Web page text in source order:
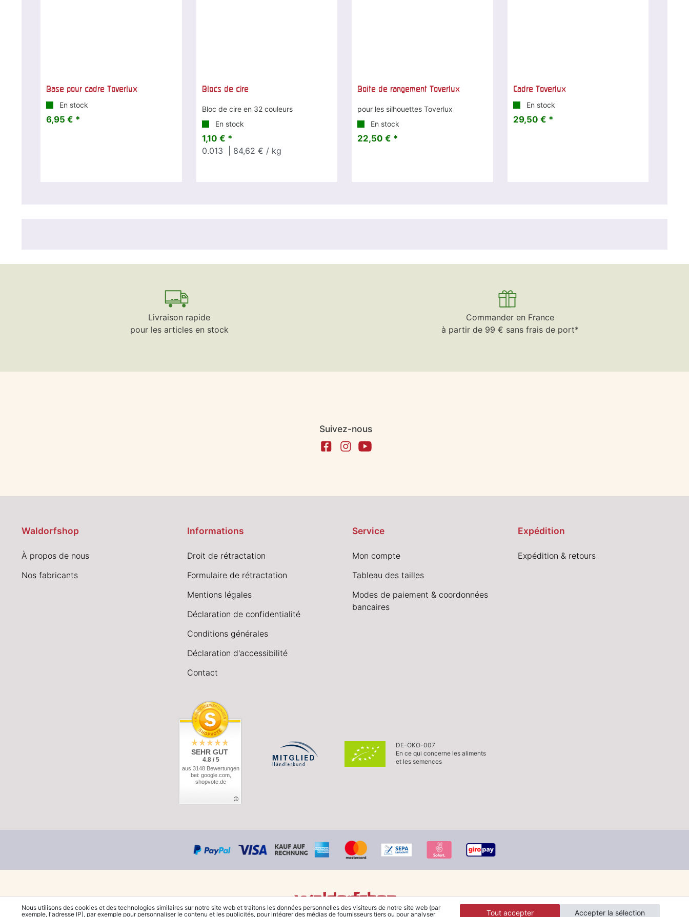
Base pour cadre Toverlux
En stock
6,95 € *
Blocs de cire
Bloc de cire en 32 couleurs
En stock
1,10 € *
0.013
| 84,62 € / kg
Boîte de rangement Toverlux
pour les silhouettes Toverlux
En stock
22,50 € *
Cadre Toverlux
En stock
29,50 € *
Livraison rapide
pour les articles en stock
Commander en France
à partir de 99 € sans frais de port*
Suivez-nous
Waldorfshop
À propos de nous
Nos fabricants
Informations
Droit de rétractation
Formulaire de rétractation
Mentions légales
Déclaration de confidentialité
Conditions générales
Déclaration d'accessibilité
Contact
Service
Mon compte
Tableau des tailles
Modes de paiement & coordonnées
bancaires
Expédition
Expédition & retours
SEHR GUT
4.8 / 5
aus 3148 Bewertungen
bei: google.com,
shopvote.de
DE-ÖKO-007
En ce qui concerne les aliments
et les semences
© Copyright 2026 Waldorfshop|Tous droits réservés.
Nous utilisons des cookies et des technologies similaires sur notre site web et traitons les données personnelles des visiteurs de notre site web (par
exemple, l'adresse IP), par exemple pour personnaliser le contenu et les publicités, pour intégrer des médias de fournisseurs tiers ou pour analyser
Tout accepter Accepter la sélection